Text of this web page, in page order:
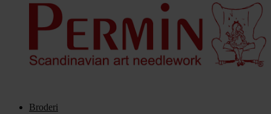
Broderi